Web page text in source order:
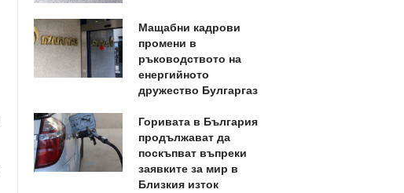
Мащабни кадрови
промени в
ръководството на
енергийното
дружество Булгаргаз
Горивата в България
продължават да
поскъпват въпреки
заявките за мир в
Близкия изток